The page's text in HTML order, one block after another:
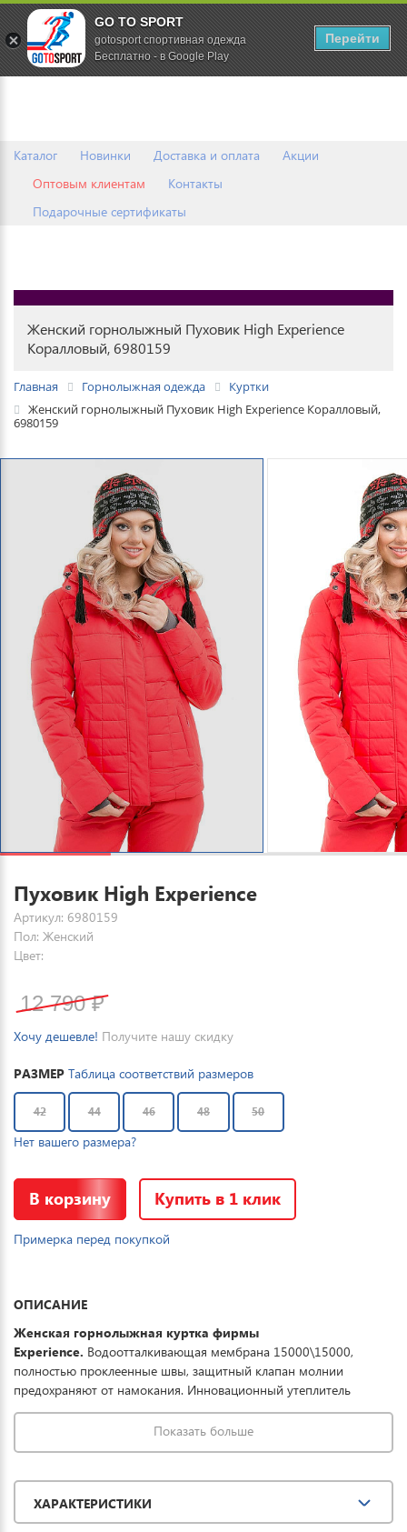
Каталог Новинки Доставка и оплата
Акции
Оптовым клиентам
Контакты
Подарочные сертификаты
0
Женский горнолыжный Пуховик High Experience
Коралловый, 6980159
Главная Горнолыжная одежда
Куртки
Женский горнолыжный Пуховик High Experience Коралловый,
6980159
Пуховик High Experience
Артикул: 6980159
Пол: Женский
Цвет:
12 790₽
Хочу дешевле! Получите нашу скидку
РАЗМЕР Таблица соответствий размеров
42 44 46 48 50
Нет вашего размера?
В корзину Купить в 1 клик
Примерка перед покупкой
ОПИСАНИЕ
Женская горнолыжная куртка фирмы
Experience. Водоотталкивающая мембрана 15000\15000,
полностью проклеенные швы, защитный клапан молнии
предохраняют от намокания. Инновационный утеплитель
последнего поколения Thermolite plus - тонкий и легкий,
выдерживает температурный режим до -30°. Регулируемый
капюшон, карманы на молнии, отстегивающаяся снежная юбка
условий при необходимом комфорте. Отличная модель для
занятия зимними видами спорта и прогулок.
Показать больше
ХАРАКТЕРИСТИКИ
GO TO SPORT
gotosport спортивная одежда
Бесплатно - в Google Play
Перейти